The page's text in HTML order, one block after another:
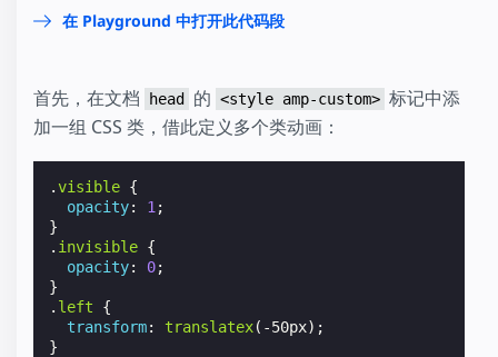
transform: translatex
margin-top : 1rem;
margin-left: 1rem;
}
<body>
<amp-state
{
"visibleBox"
"invisibleBox":
{
在 Playground 中打开此代码段
首先，在文档 head 的 <style amp-custom> 标记中添
加一组 CSS 类，借此定义多个类动画：
.visible {
opacity: 1 ;
}
. invisible {
opacity: 0;
}
. left
{
transform: translatex( -50px);
}